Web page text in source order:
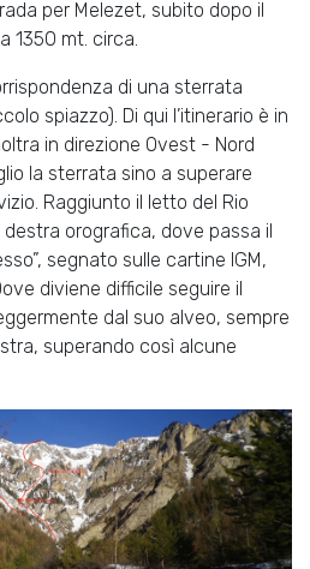
per Melezet, subito dopo il
1350 mt. circa.
di una sterrata
spiazzo). Di qui l’itinerario è in
in direzione Ovest - Nord
la sterrata sino a superare
Raggiunto il letto del Rio
orografica, dove passa il
segnato sulle cartine IGM,
diviene difficile seguire il
dal suo alveo, sempre
superando così alcune